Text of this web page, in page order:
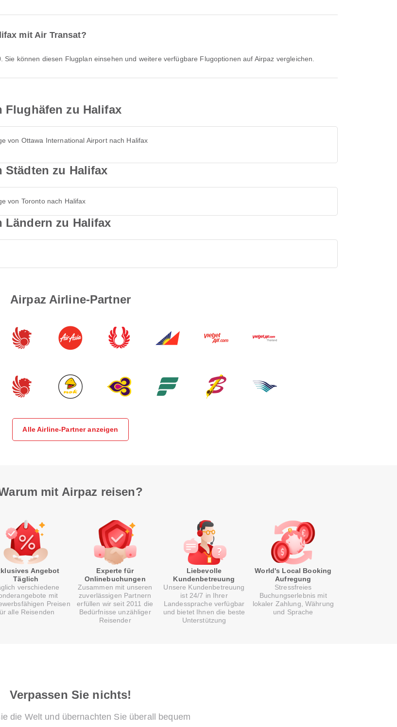
mit Air Transat?
Sie können diesen Flugplan einsehen und weitere verfügbare Flugoptionen auf Airpaz vergleichen.
Flughäfen zu Halifax
von Ottawa International Airport nach Halifax
Städten zu Halifax
von Toronto nach Halifax
Ländern zu Halifax
Airpaz Airline-Partner
Alle Airline-Partner anzeigen
mit Airpaz reisen?
Angebot
Täglich
verschiedene
mit
Preisen
alle Reisenden
Experte für
Onlinebuchungen
Zusammen mit unseren
zuverlässigen Partnern
erfüllen wir seit 2011 die
Bedürfnisse unzähliger
Reisender
Liebevolle
Kundenbetreuung
Unsere Kundenbetreuung
ist 24/7 in Ihrer
Landessprache verfügbar
und bietet Ihnen die beste
Unterstützung
World's Local Booking
Aufregung
Stressfreies
Buchungserlebnis mit
lokaler Zahlung, Währung
und Sprache
Verpassen Sie nichts!
die Welt und übernachten Sie überall bequem